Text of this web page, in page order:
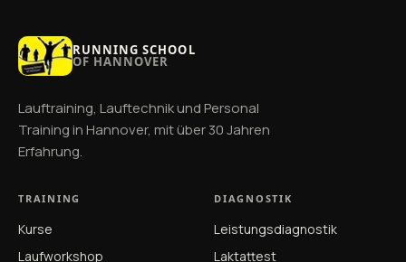
RUNNING SCHOOL
OF HANNOVER
Lauftraining, Lauftechnik und Personal
Training in Hannover, mit über 30 Jahren
Erfahrung.
TRAINING
Kurse
Laufworkshop
DIAGNOSTIK
Leistungsdiagnostik
Laktattest